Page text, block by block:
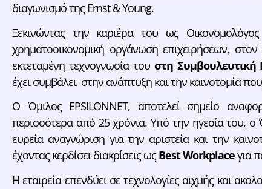
διαγωνισμό της Ernst & Young.
Ξεκινώντας την καριέρα του ως Οικονομολόγος
χρηματοοικονομική οργάνωση επιχειρήσεων,
εκτεταμένη τεχνογνωσία του στη Συμβουλευτική
έχει συμβάλει στην ανάπτυξη και την καινοτομία
Ο Όμιλος EPSILONNET, αποτελεί σημείο
περισσότερα από 25 χρόνια. Υπό την ηγεσία του,
ευρεία αναγνώριση για την αριστεία και την
έχοντας κερδίσει διακρίσεις ως Best Workplaceγια
Η εταιρεία επενδύει σε τεχνολογίες αιχμής και